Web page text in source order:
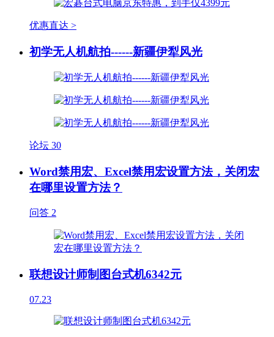
优惠直达 >
初学无人机航拍------新疆伊犁风光
论坛 30
Word禁用宏、Excel禁用宏设置方法，关闭宏
在哪里设置方法？
问答 2
联想设计师制图台式机6342元
07.23